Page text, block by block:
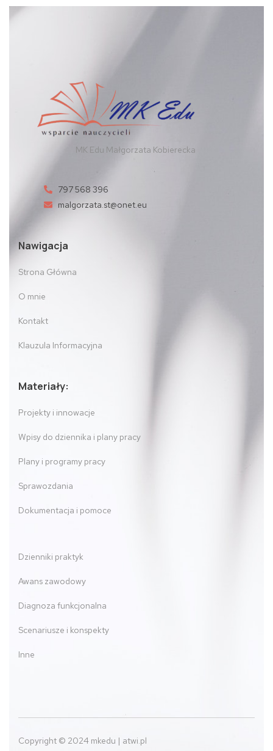
MK Edu Małgorzata Kobierecka
797 568 396
malgorzata.st@onet.eu
Nawigacja
Strona Główna
O mnie
Kontakt
Klauzula Informacyjna
Materiały:
Projekty i innowacje
Wpisy do dziennika i plany pracy
Plany i programy pracy
Sprawozdania
Dokumentacja i pomoce
Dzienniki praktyk
Awans zawodowy
Diagnoza funkcjonalna
Scenariusze i konspekty
Inne
Copyright © 2024 mkedu | atwi.pl